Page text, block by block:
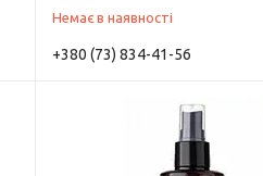
Немає в наявності
+380 (73) 834-41-56